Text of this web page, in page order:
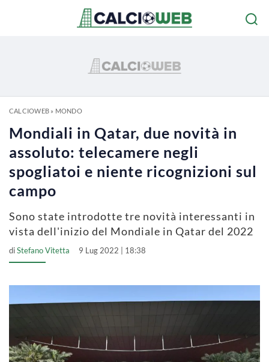
CALCIOWEB» MONDO
Mondiali in Qatar, due novità in
assoluto: telecamere negli
spogliatoi e niente ricognizioni sul
campo
Sono state introdotte tre novità interessanti in
vista dell'inizio del Mondiale in Qatar del 2022
diStefano Vitetta 9 Lug 2022 | 18:38